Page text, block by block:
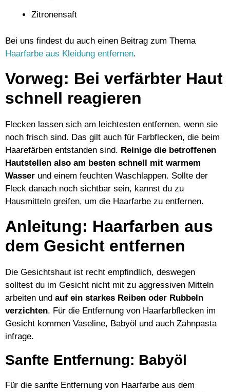
Zitronensaft
Bei uns findest du auch einen Beitrag zum Thema
Haarfarbe aus Kleidung entfernen.
Vorweg: Bei verfärbter Haut
schnell reagieren
Flecken lassen sich am leichtesten entfernen, wenn sie
noch frisch sind. Das gilt auch für Farbflecken, die beim
Haarefärben entstanden sind. Reinige die betroffenen
Hautstellen also am besten schnell mit warmem
Wasser und einem feuchten Waschlappen. Sollte der
Fleck danach noch sichtbar sein, kannst du zu
Hausmitteln greifen, um die Haarfarbe zu entfernen.
Anleitung: Haarfarben aus
dem Gesicht entfernen
Die Gesichtshaut ist recht empfindlich, deswegen
solltest du im Gesicht nicht mit zu aggressiven Mitteln
arbeiten und auf ein starkes Reiben oder Rubbeln
verzichten. Für die Entfernung von Haarfarbflecken im
Gesicht kommen Vaseline, Babyöl und auch Zahnpasta
infrage.
Sanfte Entfernung: Babyöl
Für die sanfte Entfernung von Haarfarbe aus dem